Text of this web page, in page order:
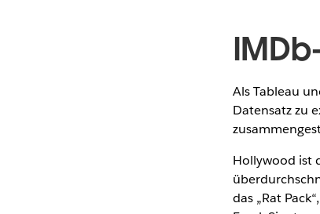
Als Tableau
Datensatz zu
Hollywood ist
das „Rat